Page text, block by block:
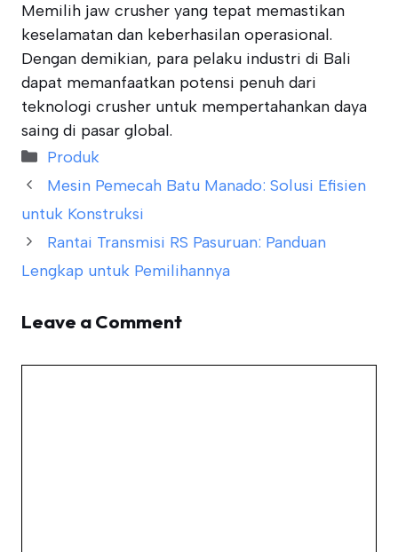
Memilih jaw crusher yang tepat memastikan
keselamatan dan keberhasilan operasional.
Dengan demikian, para pelaku industri di Bali
dapat memanfaatkan potensi penuh dari
teknologi crusher untuk mempertahankan daya
saing di pasar global.
Categories
Produk
Mesin Pemecah Batu Manado: Solusi Efisien
untuk Konstruksi
Rantai Transmisi RS Pasuruan: Panduan
Lengkap untuk Pemilihannya
Leave a Comment